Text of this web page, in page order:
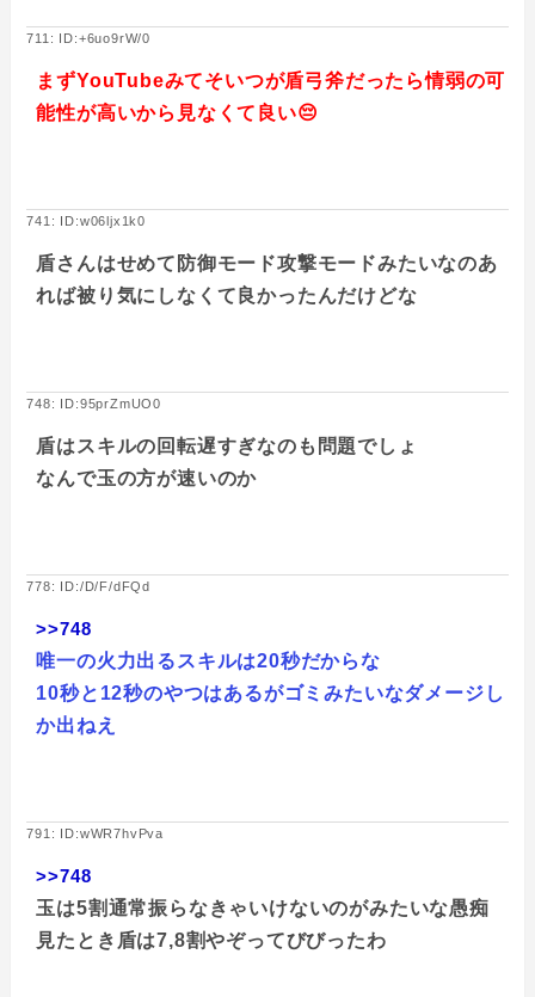
711: ID:+6uo9rW/0
まずYouTubeみてそいつが盾弓斧だったら情弱の可
能性が高いから見なくて良い😔
741: ID:w06ljx1k0
盾さんはせめて防御モード攻撃モードみたいなのあ
れば被り気にしなくて良かったんだけどな
748: ID:95prZmUO0
盾はスキルの回転遅すぎなのも問題でしょ
なんで玉の方が速いのか
778: ID:/D/F/dFQd
>>748
唯一の火力出るスキルは20秒だからな
10秒と12秒のやつはあるがゴミみたいなダメージし
か出ねえ
791: ID:wWR7hvPva
>>748
玉は5割通常振らなきゃいけないのがみたいな愚痴
見たとき盾は7,8割やぞってびびったわ